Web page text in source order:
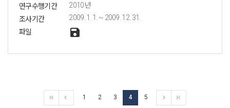
연구수행기간
2010년
조사기간
2009. 1. 1. ~ 2009. 12. 31.
파일
save
1 2 3 4 5